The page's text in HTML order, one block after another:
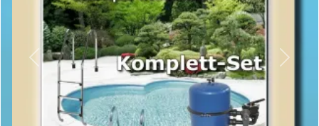
Previous Next